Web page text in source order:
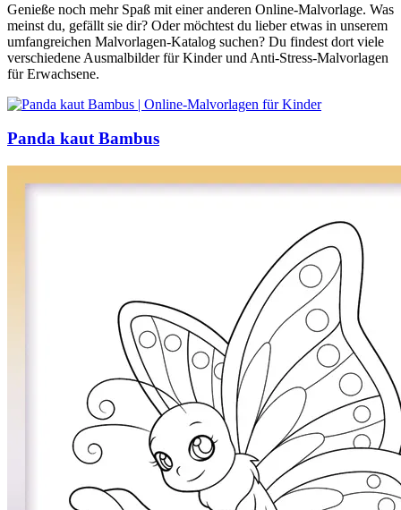
Genieße noch mehr Spaß mit einer anderen Online-Malvorlage. Was
meinst du, gefällt sie dir? Oder möchtest du lieber etwas in unserem
umfangreichen Malvorlagen-Katalog suchen? Du findest dort viele
verschiedene Ausmalbilder für Kinder und Anti-Stress-Malvorlagen
für Erwachsene.
Panda kaut Bambus